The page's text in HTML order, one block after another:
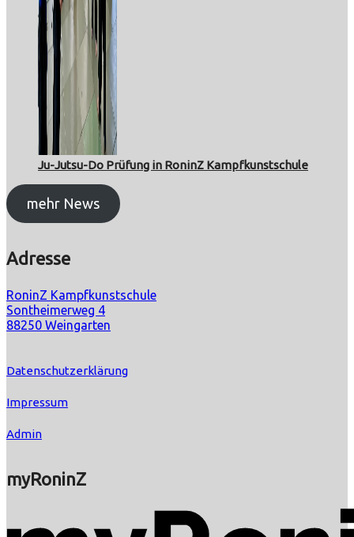
Ju-Jutsu-Do Prüfung in RoninZ Kampfkunstschule
mehr News
Adresse
RoninZ Kampfkunstschule
Sontheimerweg 4
88250 Weingarten
Datenschutzerklärung
Impressum
Admin
myRoninZ